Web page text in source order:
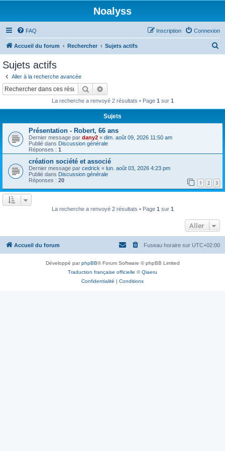
Noalyss
FAQ Connexion
Inscription
Accueil du forum Rechercher Sujets actifs
r
Sujets actifs
Aller à la recherche avancée
Rechercher
La recherche a renvoyé 2 résultats • Page 1 sur 1
Sujets
Présentation - Robert, 66 ans
Dernier message par dany2 « dim. août 09, 2026 11:50 am
Publié dans Discussion générale
Réponses : 1
création société et associé
Dernier message par cedrick « lun. août 03, 2026 4:23 pm
Publié dans Discussion générale
Réponses : 20 1 2 3
La recherche a renvoyé 2 résultats • Page 1 sur 1
Aller
Accueil du forum Fuseau horaire sur UTC+02:00
Développé parphpBB® Forum Software © phpBB Limited
Traduction française officielle ©Qiaeru
Confidentialité | Conditions